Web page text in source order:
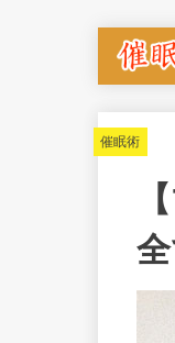
催眠術
全